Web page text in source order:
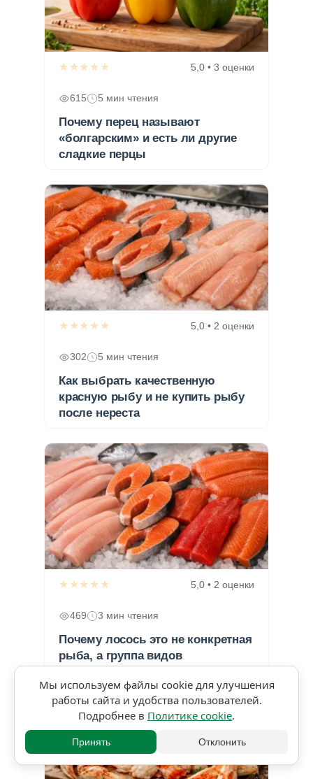
★★★★★ 5,0 • 3 оценки
615 5 мин чтения
Почему перец называют
«болгарским» и есть ли другие
сладкие перцы
★★★★★ 5,0 • 2 оценки
302 5 мин чтения
Как выбрать качественную
красную рыбу и не купить рыбу
после нереста
★★★★★ 5,0 • 2 оценки
469 3 мин чтения
Почему лосось это не конкретная
рыба, а группа видов
Мы используем файлы cookie для улучшения
работы сайта и удобства пользователей.
Подробнее в Политике cookie.
Принять Отклонить